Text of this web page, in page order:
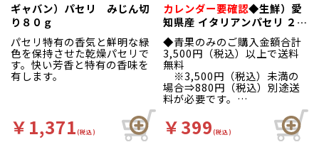
ギャバン）パセリ みじん切
り８０ｇ
パセリ特有の香気と鮮明な緑
色を保持させた乾燥パセリで
す。快い芳香と特有の香味を
有します。
￥1,371(税込)
カレンダー要確認◆生鮮）愛
知県産 イタリアンパセリ ２０
ｇ×１Ｐ
◆青果のみのご購入金額合計
3,500円（税込）以上で送料
無料
※3,500円（税込）未満の
場合⇒880円（税込）別途送
料が必要です。
締め時間は10時30分
です。
※市場休場日、また
￥399(税込)